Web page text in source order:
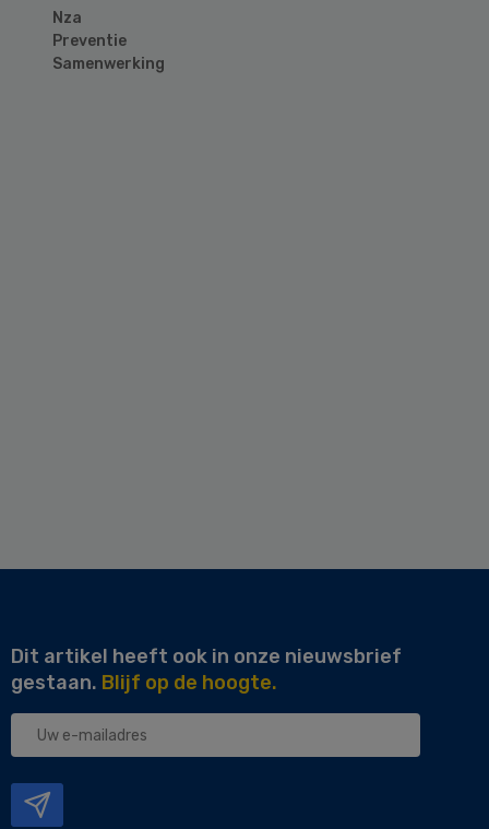
Nza
Preventie
Samenwerking
Dit artikel heeft ook in onze nieuwsbrief
gestaan. Blijf op de hoogte.
Uw